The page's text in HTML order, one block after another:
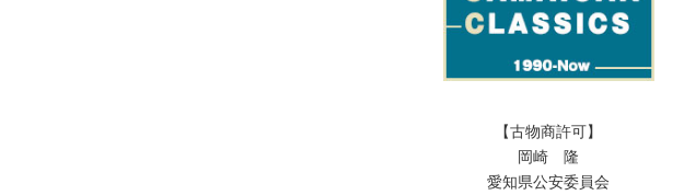
【古物商許可】
岡崎 隆
愛知県公安委員会